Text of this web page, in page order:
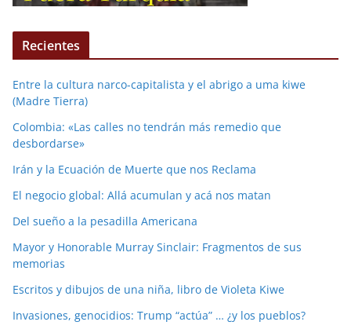
Recientes
Entre la cultura narco-capitalista y el abrigo a uma kiwe
(Madre Tierra)
Colombia: «Las calles no tendrán más remedio que
desbordarse»
Irán y la Ecuación de Muerte que nos Reclama
El negocio global: Allá acumulan y acá nos matan
Del sueño a la pesadilla Americana
Mayor y Honorable Murray Sinclair: Fragmentos de sus
memorias
Escritos y dibujos de una niña, libro de Violeta Kiwe
Invasiones, genocidios: Trump “actúa” … ¿y los pueblos?